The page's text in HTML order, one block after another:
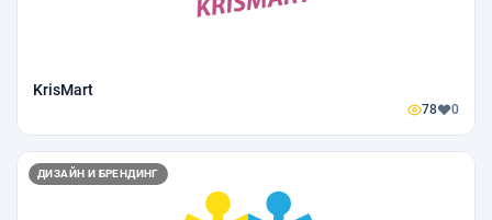
KrisMart
78 0
ДИЗАЙН И БРЕНДИНГ